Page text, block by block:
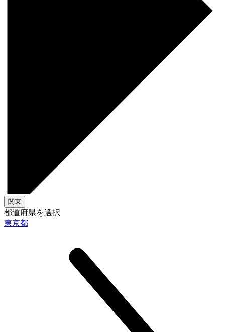
関東
都道府県を選択
東京都